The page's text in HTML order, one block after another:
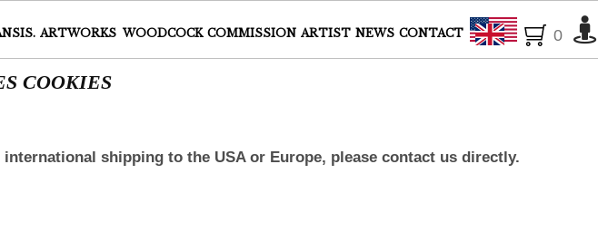
ARTWORKS WOODCOCK COMMISSION ARTIST NEWS CONTACT English
0
COOKIES
shipping to the USA or Europe, please contact us directly.